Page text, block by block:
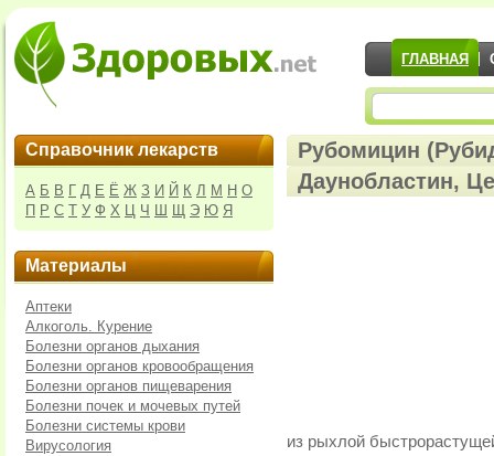
ГЛАВНАЯ
Справочник лекарств
А Б В Г Д Е Ё Ж З И Й К Л М Н О
П Р С Т У Ф Х Ц Ч Ш Щ Э Ю Я
Материалы
Аптеки
Алкоголь. Курение
Болезни органов дыхания
Болезни органов кровообращения
Болезни органов пищеварения
Болезни почек и мочевых путей
Болезни системы крови
Вирусология
Рубомицин
Даунобластин,
из рыхлой